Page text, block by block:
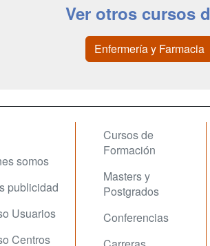
Ver otros cursos
Enfermería y Farmacia
somos
publicidad
Usuarios
Centros
Cursos de
Formación
Masters y
Postgrados
Conferencias